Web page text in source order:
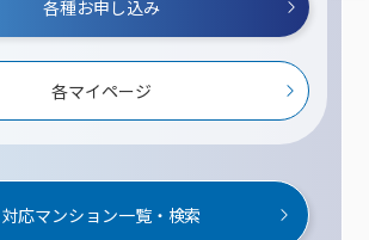
各種お申し込み
各マイページ
対応マンション一覧・検索